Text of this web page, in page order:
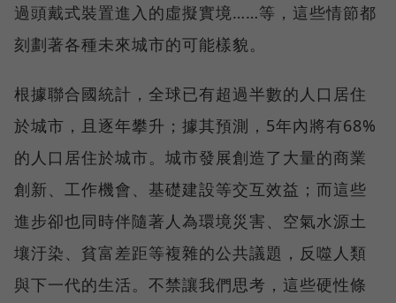
過頭戴式裝置進入的虛擬實境……等，這些情節都
刻劃著各種未來城市的可能樣貌。
根據聯合國統計，全球已有超過半數的人口居住
於城市，且逐年攀升；據其預測，5年內將有68%
的人口居住於城市。城市發展創造了大量的商業
創新、工作機會、基礎建設等交互效益；而這些
進步卻也同時伴隨著人為環境災害、空氣水源土
壤汙染、貧富差距等複雜的公共議題，反噬人類
與下一代的生活。不禁讓我們思考，這些硬性條